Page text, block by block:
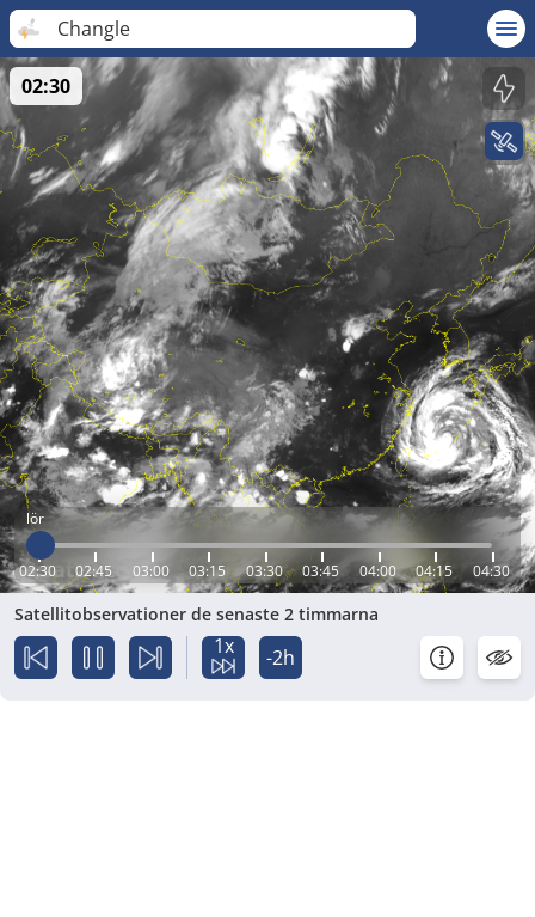
Changle
lör
02:30 02:45 03:00 03:15 03:30 03:45 04:00 04:15 04:30
02:30
Satellitobservationer de senaste 2 timmarna
1x -2h